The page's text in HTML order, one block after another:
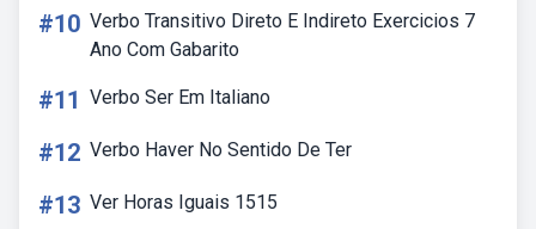
#10 Verbo Transitivo Direto E Indireto Exercicios 7
Ano Com Gabarito
#11 Verbo Ser Em Italiano
#12 Verbo Haver No Sentido De Ter
#13 Ver Horas Iguais 1515